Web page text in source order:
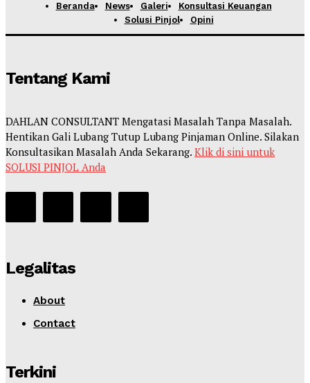
Beranda News Galeri
Konsultasi Keuangan
Solusi Pinjol
Opini
Tentang Kami
DAHLAN CONSULTANT Mengatasi Masalah Tanpa Masalah.
Hentikan Gali Lubang Tutup Lubang Pinjaman Online. Silakan
Konsultasikan Masalah Anda Sekarang. Klik di sini untuk
SOLUSI PINJOL Anda
Legalitas
About
Contact
Terkini